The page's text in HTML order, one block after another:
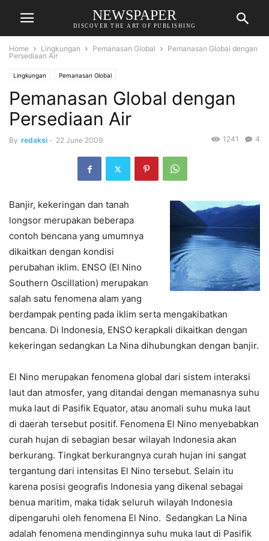
NEWSPAPER
DISCOVER THE ART OF PUBLISHING
Home Lingkungan Pemanasan Global
Pemanasan Global dengan
Persediaan Air
Lingkungan Pemanasan Global
Pemanasan Global dengan
Persediaan Air
By redaksi - 22 June 2009 4
1241
Banjir, kekeringan dan tanah
longsor merupakan beberapa
contoh bencana yang umumnya
dikaitkan dengan kondisi
perubahan iklim. ENSO (El Nino
Southern Oscillation) merupakan
salah satu fenomena alam yang
berdampak penting pada iklim serta mengakibatkan
bencana. Di Indonesia, ENSO kerapkali dikaitkan dengan
kekeringan sedangkan La Nina dihubungkan dengan banjir.
El Nino merupakan fenomena global dari sistem interaksi
laut dan atmosfer, yang ditandai dengan memanasnya suhu
muka laut di Pasifik Equator, atau anomali suhu muka laut
di daerah tersebut positif. Fenomena El Nino menyebabkan
curah hujan di sebagian besar wilayah Indonesia akan
berkurang. Tingkat berkurangnya curah hujan ini sangat
tergantung dari intensitas El Nino tersebut. Selain itu
karena posisi geografis Indonesia yang dikenal sebagai
benua maritim, maka tidak seluruh wilayah Indonesia
dipengaruhi oleh fenomena El Nino. Sedangkan La Nina
adalah fenomena mendinginnya suhu muka laut di Pasifik